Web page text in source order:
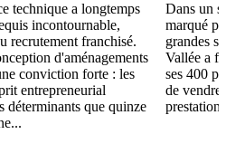
technique a longtemps
incontournable,
recrutement franchisé.
d'aménagements
conviction forte : les
entrepreneurial
déterminants que quinze
Dans un
marqué
grandes
Vallée a
ses 400
de vendre